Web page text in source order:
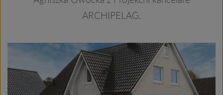
ARCHIPELAG.